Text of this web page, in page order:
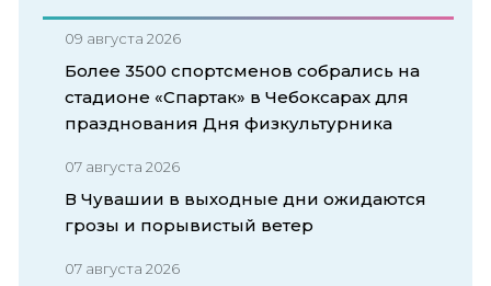
09 августа 2026
Более 3500 спортсменов собрались на
стадионе «Спартак» в Чебоксарах для
празднования Дня физкультурника
07 августа 2026
В Чувашии в выходные дни ожидаются
грозы и порывистый ветер
07 августа 2026